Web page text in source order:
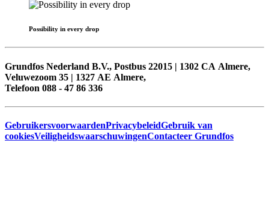
Possibility in every drop
Grundfos Nederland B.V., Postbus 22015 | 1302 CA Almere,
Veluwezoom 35 | 1327 AE Almere,
Telefoon 088 - 47 86 336
GebruikersvoorwaardenPrivacybeleidGebruik van
cookiesVeiligheidswaarschuwingenContacteer Grundfos